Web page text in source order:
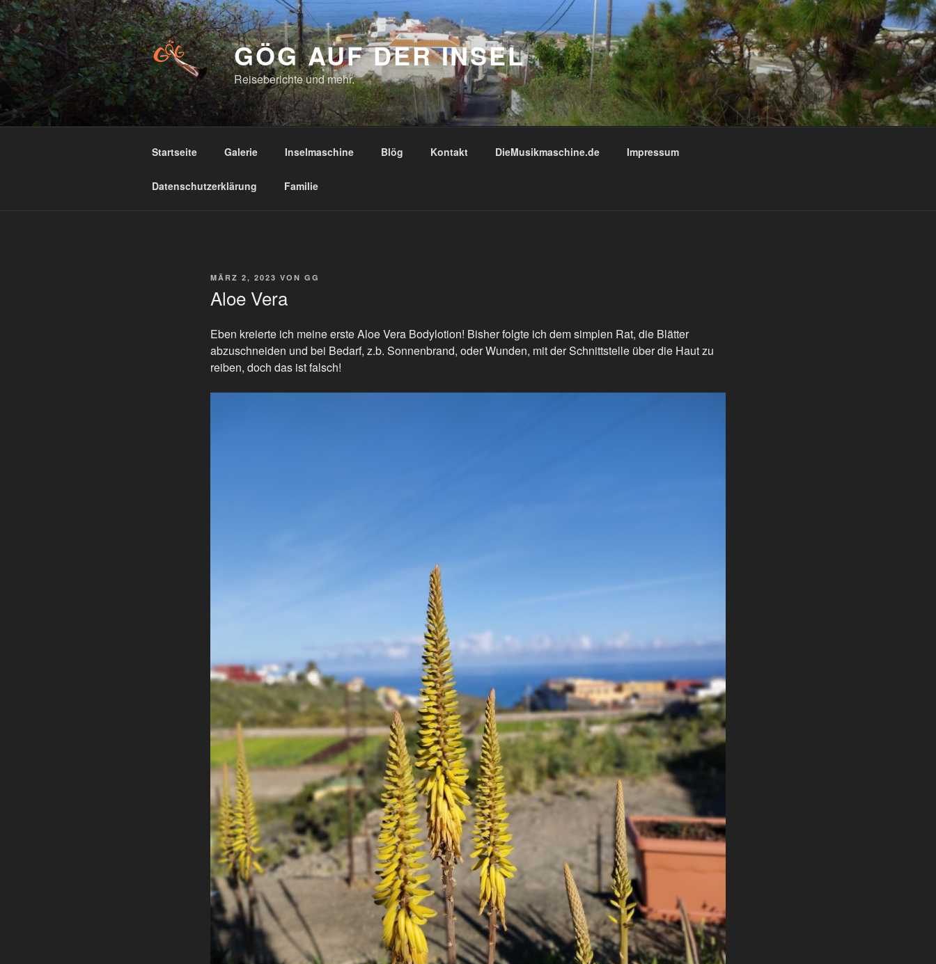
Zum
Inhalt
springen
GÖG AUF DER INSEL
Reiseberichte und mehr.
Startseite Galerie Inselmaschine Blög Kontakt DieMusikmaschine.de Impressum
Datenschutzerklärung Familie
VERÖFFENTLICHT
MÄRZ 2, 2023 VON GG
Aloe Vera
Eben kreierte ich meine erste Aloe Vera Bodylotion! Bisher folgte ich dem simplen Rat, die Blätter
abzuschneiden und bei Bedarf, z.b. Sonnenbrand, oder Wunden, mit der Schnittstelle über die Haut zu
reiben, doch das ist falsch!